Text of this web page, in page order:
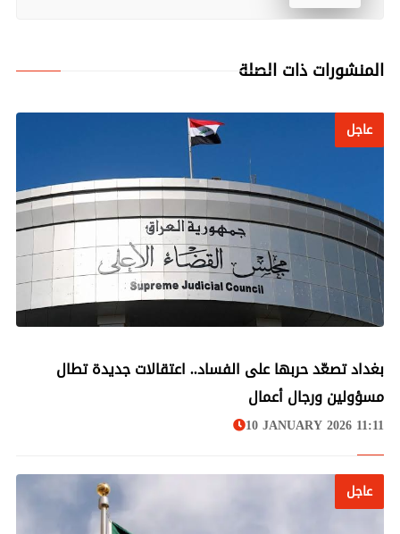
المنشورات ذات الصلة
عاجل
بغداد تصعّد حربها على الفساد.. اعتقالات جديدة تطال
مسؤولين ورجال أعمال
10 JANUARY 2026 11:11
عاجل